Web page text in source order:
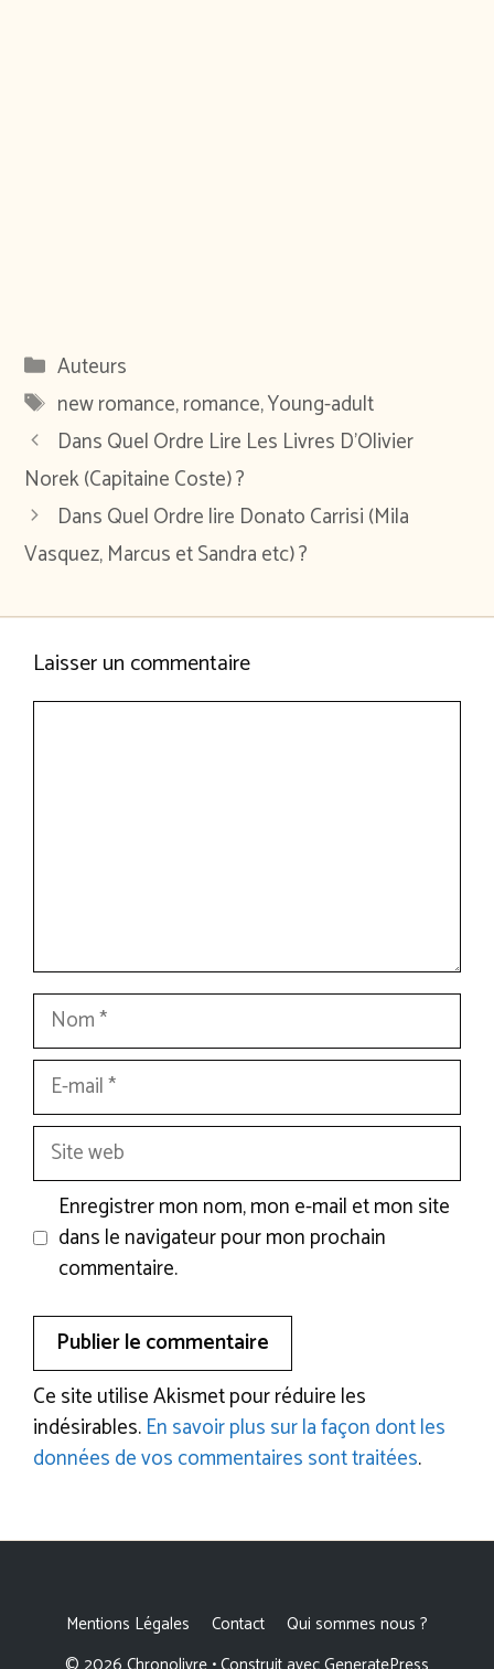
Catégories
Auteurs
Étiquettes
new romance,romance,Young-adult
Dans Quel Ordre Lire Les Livres D’Olivier
Norek (Capitaine Coste) ?
Dans Quel Ordre lire Donato Carrisi (Mila
Vasquez, Marcus et Sandra etc) ?
Laisser un commentaire
Nom
mail
Site
web
Enregistrer mon nom, mon e-mail et mon site
dans le navigateur pour mon prochain
commentaire.
Ce site utilise Akismet pour réduire les
indésirables.En savoir plus sur la façon dont les
données de vos commentaires sont traitées.
Mentions Légales Contact
Qui sommes nous ?